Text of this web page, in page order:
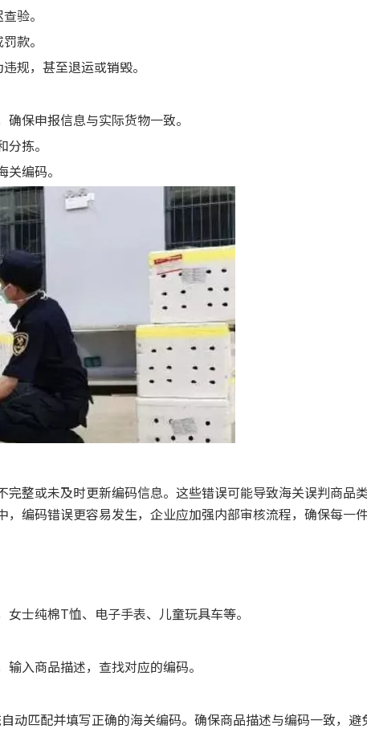
验。
款。
规，甚至退运或销毁。
保申报信息与实际货物一致。
拣。
编码。
整或未及时更新编码信息。这些错误可能导致海关误判商品
编码错误更容易发生，企业应加强内部审核流程，确保每一
士纯棉T恤、电子手表、儿童玩具车等。
入商品描述，查找对应的编码。
动匹配并填写正确的海关编码。确保商品描述与编码一致，避